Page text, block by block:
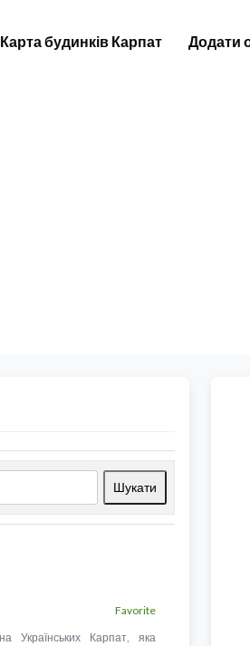
Карта будинків Карпат Додати
ШукатиШукати
Favorite
Українських Карпат, яка